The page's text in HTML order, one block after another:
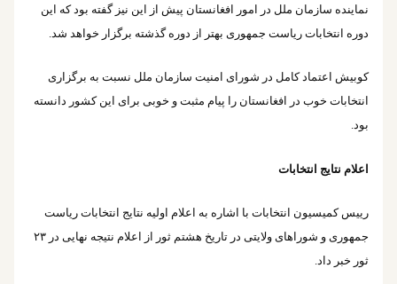
نماینده سازمان ملل در امور افغانستان پیش از این نیز گفته بود که این
دوره انتخابات ریاست جمهوری بهتر از دوره گذشته برگزار خواهد شد.
کوبیش اعتماد کامل در شورای امنیت سازمان ملل نسبت به برگزاری
انتخابات خوب در افغانستان را پیام مثبت و خوبی برای این کشور دانسته
بود.
اعلام نتایج انتخابات
رییس کمیسیون انتخابات با اشاره به اعلام اولیه نتایج انتخابات ریاست
جمهوری و شوراهای ولایتی در تاریخ هشتم ثور از اعلام نتیجه نهایی در ۲۳
ثور خبر داد.